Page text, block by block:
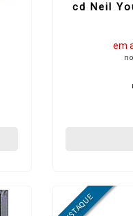
cd Neil
em